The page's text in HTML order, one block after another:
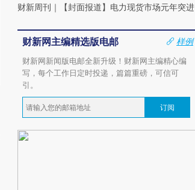
财新周刊 ｜ 【封面报道】电力现货市场元年突进
财新网主编精选版电邮
样例
财新网新闻版电邮全新升级！财新网主编精心编
写，每个工作日定时投递，篇篇重磅，可信可
引。
订阅